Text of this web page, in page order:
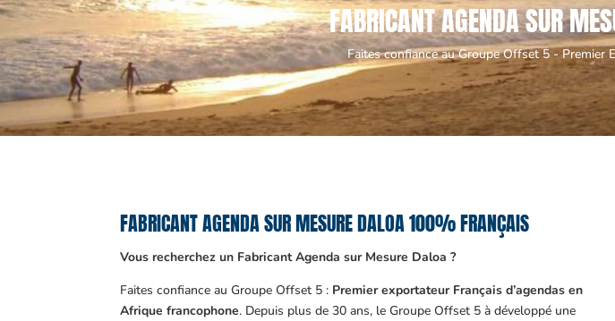
FABRICANT AGENDA SUR
Faites confiance au Groupe Offset 5 - Premier
FABRICANT AGENDA SUR MESURE DALOA 100% FRANÇAIS
Vous recherchez un Fabricant Agenda sur Mesure Daloa ?
Faites confiance au Groupe Offset 5 : Premier exportateur Français d’agendas en
Afrique francophone. Depuis plus de 30 ans, le Groupe Offset 5 à développé une